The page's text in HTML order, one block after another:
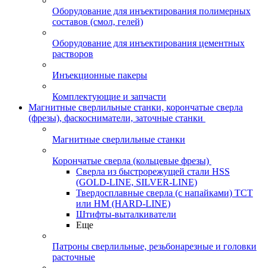
Оборудование для инъектирования полимерных
составов (смол, гелей)
Оборудование для инъектирования цементных
растворов
Инъекционные пакеры
Комплектующие и запчасти
Магнитные сверлильные станки, корончатые сверла
(фрезы), фаскосниматели, заточные станки
Магнитные сверлильные станки
Корончатые сверла (кольцевые фрезы)
Сверла из быстрорежущей стали HSS
(GOLD-LINE, SILVER-LINE)
Твердосплавные сверла (с напайками) ТСТ
или HM (HARD-LINE)
Штифты-выталкиватели
Еще
Патроны сверлильные, резьбонарезные и головки
расточные